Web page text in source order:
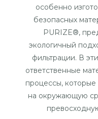
особенно
безопасных
PURIZE®,
экологичный
фильтрации. В
ответственные
процессы,
на окружающую